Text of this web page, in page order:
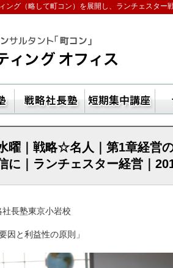
グ（略して町コン）を展開し、ランチェスター
ぶなら五十嵐コンサ
活用方法 独立起業塾 戦略社長塾
曜｜戦略☆名人｜第1章経営
に｜ランチェスター経営｜
長塾東京小岩校
と利益性の原則」